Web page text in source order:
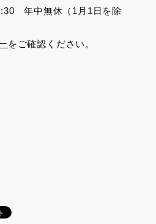
年中無休（1月1日を除
をご確認ください。